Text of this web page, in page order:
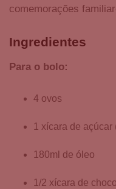
comemorações
Ingredientes
Para o bolo:
4 ovos
1 xícara de açúcar
180ml de óleo
1/2 xícara de